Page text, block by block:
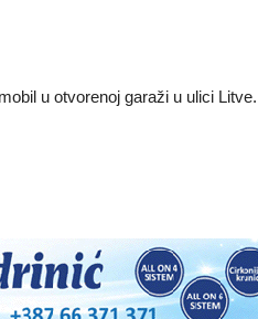
u otvorenoj garaži u ulici Litve.